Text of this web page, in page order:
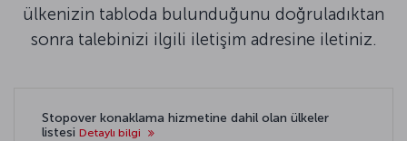
ülkenizin tabloda bulunduğunu doğruladıktan
sonra talebinizi ilgili iletişim adresine iletiniz.
Stopover konaklama hizmetine dahil olan ülkeler
listesi Detaylı bilgi